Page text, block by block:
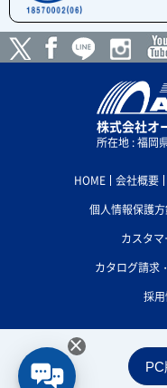
株式会社オ
所在地 : 福岡
HOME 会社概要
個人情報保護
カスタ
カタログ請求
採
×